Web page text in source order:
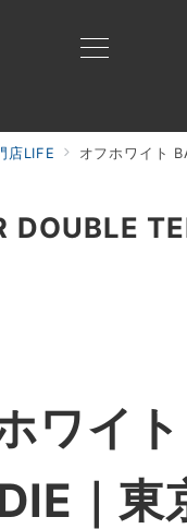
店LIFE オフホワイト
ワイ
｜